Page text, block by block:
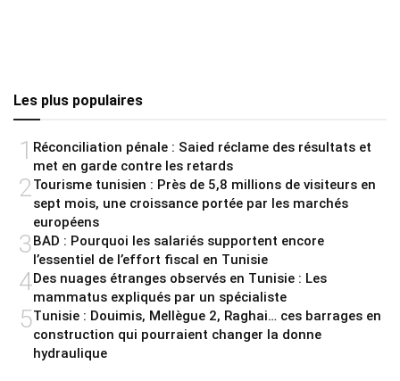
Les plus populaires
1 Réconciliation pénale : Saied réclame des résultats et
met en garde contre les retards
2Tourisme tunisien : Près de 5,8 millions de visiteurs en
sept mois, une croissance portée par les marchés
européens
3BAD : Pourquoi les salariés supportent encore
l’essentiel de l’effort fiscal en Tunisie
4Des nuages étranges observés en Tunisie : Les
mammatus expliqués par un spécialiste
5Tunisie : Douimis, Mellègue 2, Raghai… ces barrages en
construction qui pourraient changer la donne
hydraulique